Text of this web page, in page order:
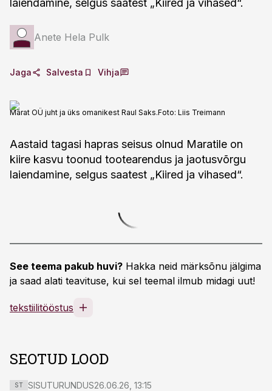
laiendamine, selgus saatest „Kiired ja vihased“.
Anete Hela Pulk
Jaga Salvesta Vihja
Marat OÜ juht ja üks omanikest Raul Saks.Foto: Liis Treimann
Aastaid tagasi hapras seisus olnud Maratile on
kiire kasvu toonud tootearendus ja jaotusvõrgu
laiendamine, selgus saatest „Kiired ja vihased“.
See teema pakub huvi? Hakka neid märksõnu jälgima
ja saad alati teavituse, kui sel teemal ilmub midagi uut!
tekstiilitööstus
SEOTUD LOOD
ST SISUTURUNDUS26.06.26, 13:15